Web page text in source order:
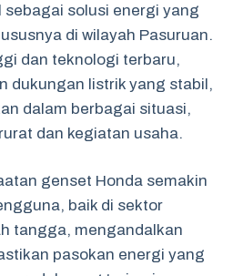
sebagai solusi energi yang
di wilayah Pasuruan.
dan teknologi terbaru,
dukungan listrik yang stabil,
dalam berbagai situasi,
dan kegiatan usaha.
genset Honda semakin
baik di sektor
tangga, mengandalkan
pasokan energi yang